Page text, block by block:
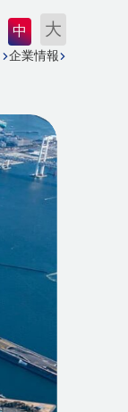
中 大
企業情報